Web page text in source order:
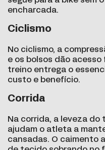
encharcada.
Ciclismo
No ciclismo, a
e os bolsos dão
treino entrega o
custo e benefício.
Corrida
Na corrida, a leveza do
ajudam o atleta a
cansadas. O caimento